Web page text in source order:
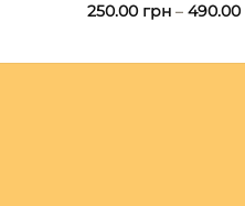
Оцінено в
250.00 грн –490.00